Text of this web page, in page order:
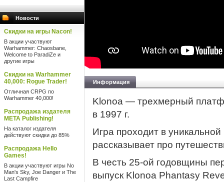
Новости
Скидки на игры Nacon!
В акции участвуют
Warhammer: Chaosbane,
Welcome to ParadiZe и
другие игры
Скидки на Warhammer
40,000: Rogue Trader!
Отличная CRPG по
Warhammer 40,000!
Распродажа издателя
META Publishing!
На каталог издателя
действуют скидки до 85%
Распродажа Hello
Games!
В акции участвуют игры No
Man's Sky, Joe Danger и The
Last Campfire
Информация
Klonoa — трехмерный
в 1997 г.
Игра проходит в
рассказывает про
В честь 25-ой годовщины
выпуск Klonoa Phantasy